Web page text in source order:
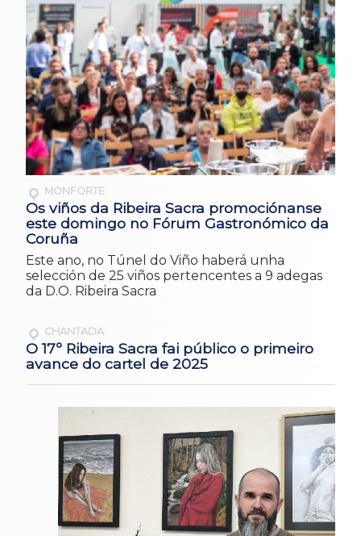
MONFORTE
Os viños da Ribeira Sacra promociónanse
este domingo no Fórum Gastronómico da
Coruña
Este ano, no Túnel do Viño haberá unha
selección de 25 viños pertencentes a 9 adegas
da D.O. Ribeira Sacra
CHANTADA
O 17º Ribeira Sacra fai público o primeiro
avance do cartel de 2025